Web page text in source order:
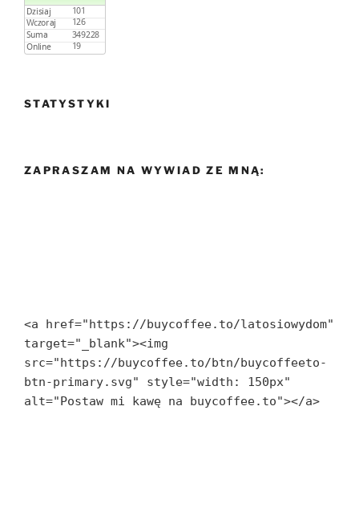
STATYSTYKI
ZAPRASZAM NA WYWIAD ZE MNĄ:
<a href="https://buycoffee.to/latosiowydom"
target="_blank"><img
src="https://buycoffee.to/btn/buycoffeeto-
btn-primary.svg" style="width: 150px"
alt="Postaw mi kawę na buycoffee.to"></a>